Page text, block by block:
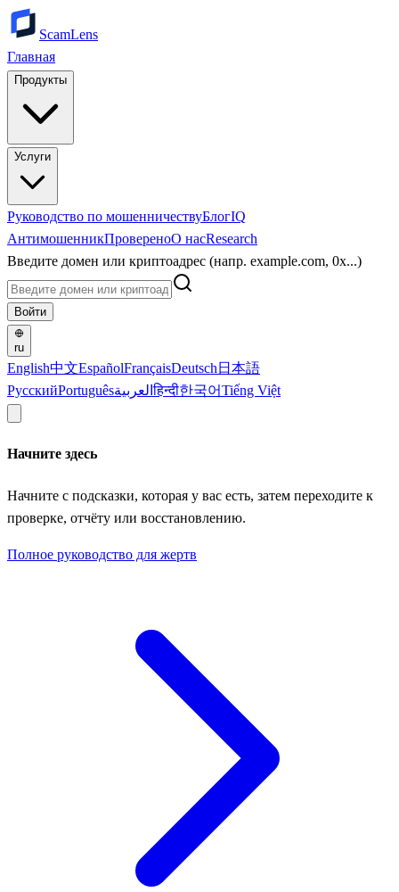
ScamLens
Главная
Продукты
Услуги
Руководство по мошенничествуБлогIQ
АнтимошенникПровереноО насResearch
Введите домен или криптоадрес (напр. example.com, 0x...)
Войти
ru
English中文EspañolFrançaisDeutsch 日本語
РусскийPortuguêsالعربيةहिन्दी한국어Tiếng Việt
Начните здесь
Начните с подсказки, которая у вас есть, затем переходите к
проверке, отчёту или восстановлению.
Полное руководство для жертв